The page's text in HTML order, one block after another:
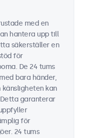
med en
hantera upp till
säkerställer en
för
De 24 tums
bara händer,
kan
garanterar
för
24 tums